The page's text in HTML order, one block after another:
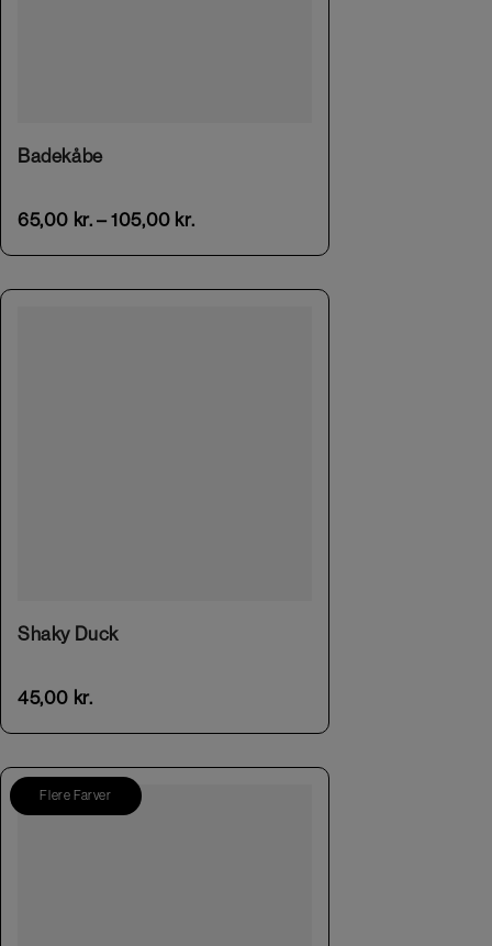
Badekåbe
65,00 kr.–105,00 kr.
Shaky Duck
45,00 kr.
Flere Farver